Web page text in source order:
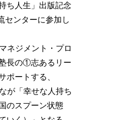
ち人生」出版記念
センターに参加し
ネジメント・プロ
長の①志あるリー
ポートする、
が「幸せな人持ち
のスプーン状態